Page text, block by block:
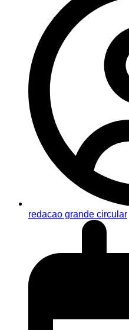
redacao grande circular